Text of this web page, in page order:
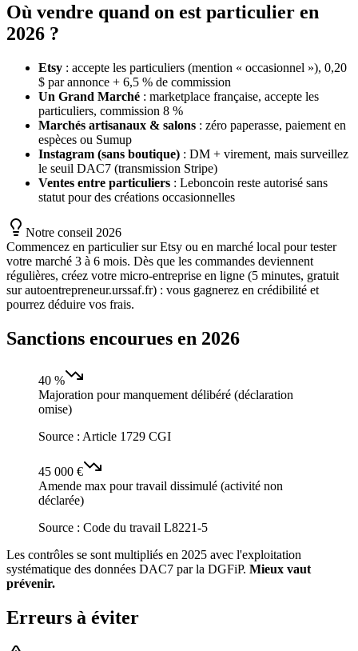
Où vendre quand on est particulier en
2026 ?
Etsy : accepte les particuliers (mention « occasionnel »), 0,20
$ par annonce + 6,5 % de commission
Un Grand Marché : marketplace française, accepte les
particuliers, commission 8 %
Marchés artisanaux & salons : zéro paperasse, paiement en
espèces ou Sumup
Instagram (sans boutique) : DM + virement, mais surveillez
le seuil DAC7 (transmission Stripe)
Ventes entre particuliers : Leboncoin reste autorisé sans
statut pour des créations occasionnelles
Notre conseil 2026
Commencez en particulier sur Etsy ou en marché local pour tester
votre marché 3 à 6 mois. Dès que les commandes deviennent
régulières, créez votre micro-entreprise en ligne (5 minutes, gratuit
sur autoentrepreneur.urssaf.fr) : vous gagnerez en crédibilité et
pourrez déduire vos frais.
Sanctions encourues en 2026
40 %
Majoration pour manquement délibéré (déclaration
omise)
Source : Article 1729 CGI
45 000 €
Amende max pour travail dissimulé (activité non
déclarée)
Source : Code du travail L8221-5
Les contrôles se sont multipliés en 2025 avec l'exploitation
systématique des données DAC7 par la DGFiP. Mieux vaut
prévenir.
Erreurs à éviter